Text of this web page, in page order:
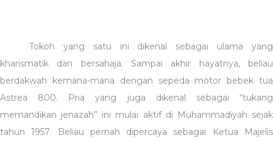
Tokoh yang satu ini dikenal sebagai ulama yang
kharismatik dan bersahaja. Sampai akhir hayatnya, beliau
berdakwah kemana-mana dengan sepeda motor bebek tua
Astrea 800. Pria yang juga dikenal sebagai “tukang
memandikan jenazah” ini mulai aktif di Muhammadiyah sejak
tahun 1957. Beliau pernah dipercaya sebagai Ketua Majelis